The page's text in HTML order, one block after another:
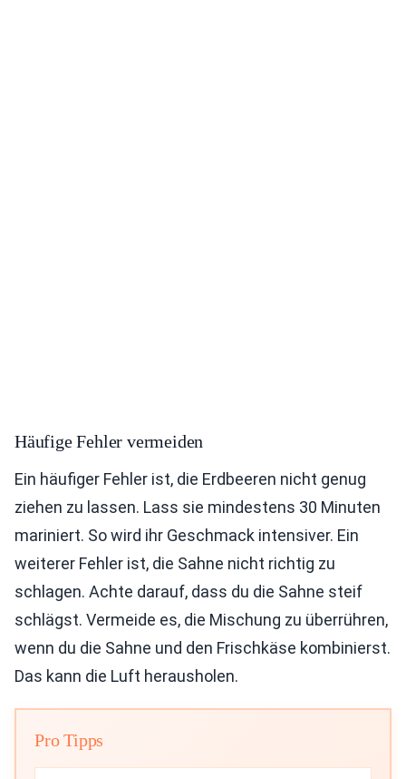
Häufige Fehler vermeiden
Ein häufiger Fehler ist, die Erdbeeren nicht genug
ziehen zu lassen. Lass sie mindestens 30 Minuten
mariniert. So wird ihr Geschmack intensiver. Ein
weiterer Fehler ist, die Sahne nicht richtig zu
schlagen. Achte darauf, dass du die Sahne steif
schlägst. Vermeide es, die Mischung zu überrühren,
wenn du die Sahne und den Frischkäse kombinierst.
Das kann die Luft herausholen.
Pro Tipps